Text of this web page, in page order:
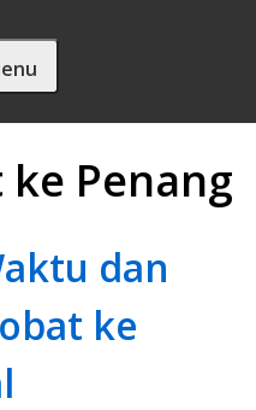
Penang
dan
ke